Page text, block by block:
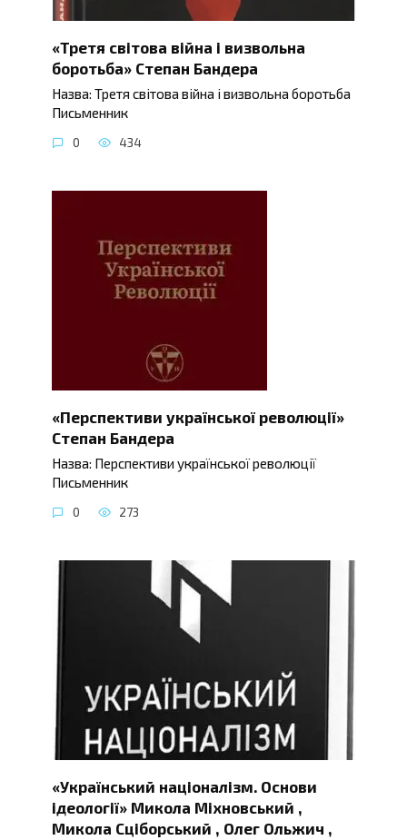
«Третя світова війна і визвольна
боротьба» Степан Бандера
Назва: Третя світова війна і визвольна боротьба
Письменник
0 434
«Перспективи української революції»
Степан Бандера
Назва: Перспективи української революції
Письменник
0 273
«Український націоналізм. Основи
ідеології» Микола Міхновський ,
Микола Сціборський , Олег Ольжич ,